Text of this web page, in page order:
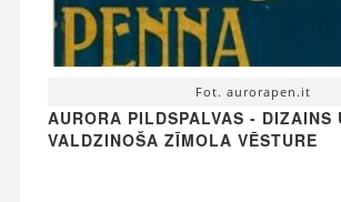
Fot. aurorapen.it
AURORA PILDSPALVAS - DIZAINS
VALDZINOŠA ZĪMOLA VĒSTURE